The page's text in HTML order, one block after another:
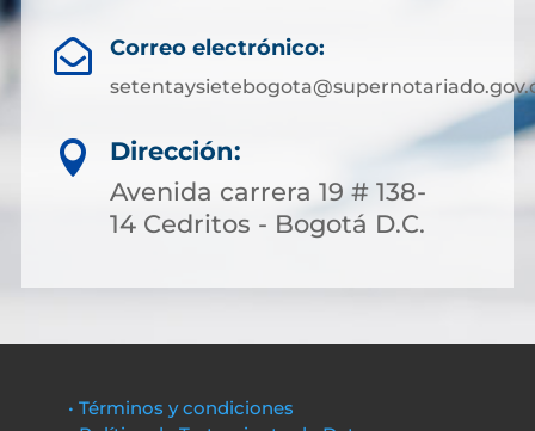
 Correo electrónico:

Dirección:
Avenida carrera 19 # 138-
14 Cedritos - Bogotá D.C.
• Términos y condiciones